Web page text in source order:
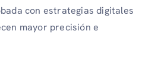
con estrategias digitales
mayor precisión e